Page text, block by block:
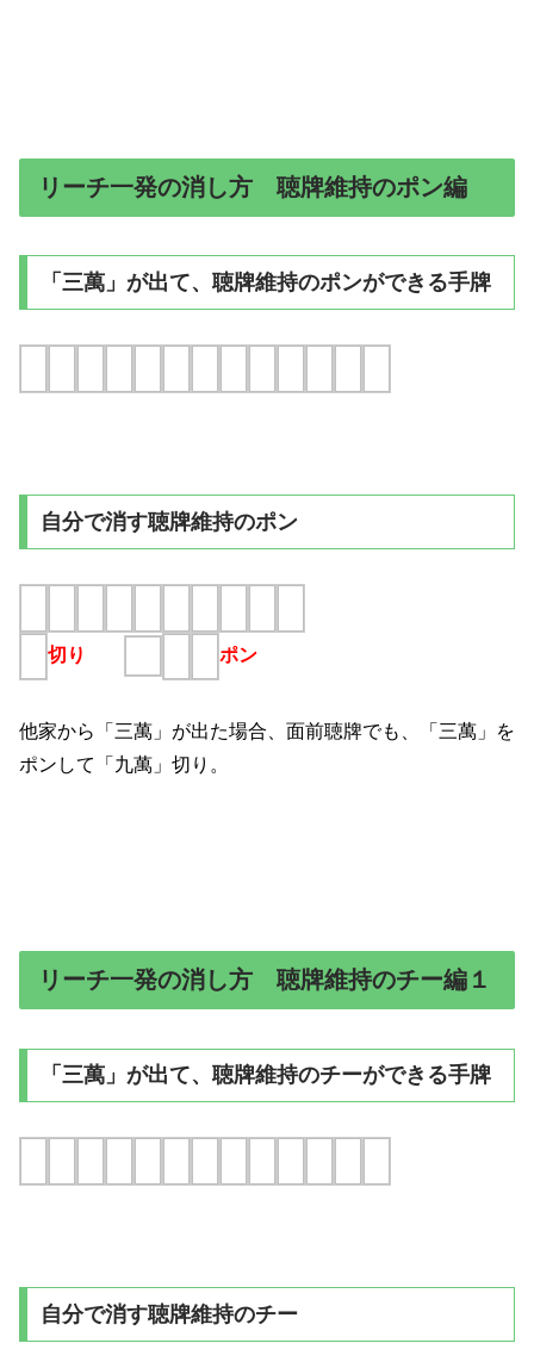
リーチ一発の消し方 聴牌維持のポン編
「三萬」が出て、聴牌維持のポンができる手牌
自分で消す聴牌維持のポン
切り ポン
他家から「三萬」が出た場合、面前聴牌でも、「三萬」を
ポンして「九萬」切り。
リーチ一発の消し方 聴牌維持のチー編１
「三萬」が出て、聴牌維持のチーができる手牌
自分で消す聴牌維持のチー